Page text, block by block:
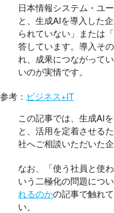
日本情報システム・ユ
と、生成AIを導入した
られていない」または
答しています。導入そ
れ、成果につながって
いのが実情です。
参考： ビジネス+IT
この記事では、生成AI
と、活用を定着させる
社へご相談いただいた
なお、「使う社員と使
いう二極化の問題につ
れるのかの記事で触れ
い。